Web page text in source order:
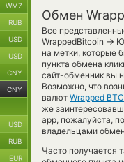
Обмен
Все
WrappedBitcoin →
на метки, которые
пункта обмена
сайт-обменник вы
Возможно, что
валют Wrapped
же
app, пожалуйста,
владельцами
Часто получается
WMZ
RUB
USD
USD
CNY
CNY
USD
RUB
EUR